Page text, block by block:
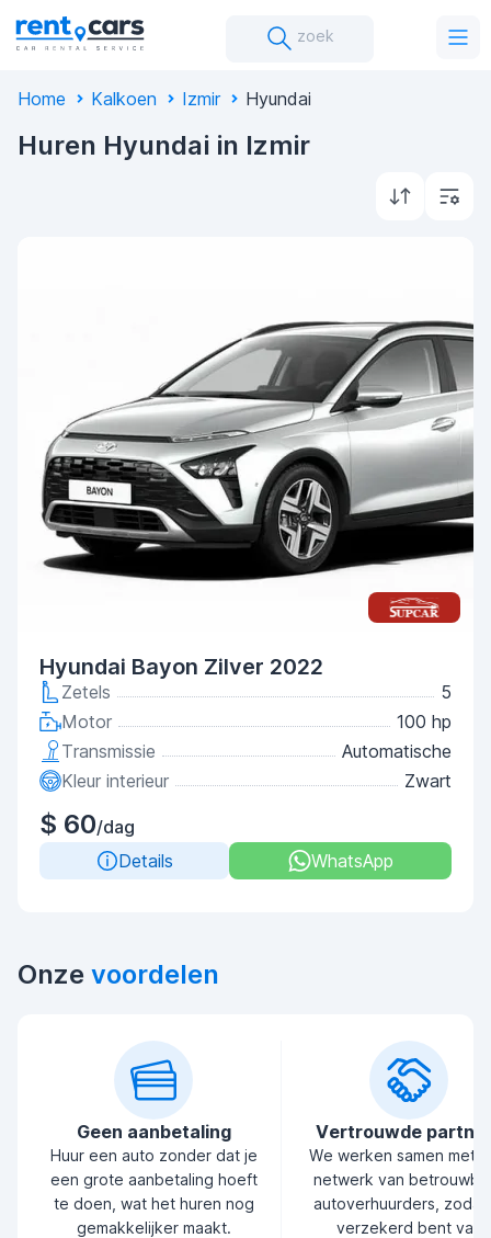
zoek
Home Kalkoen Izmir Hyundai
Huren Hyundai in Izmir
Hyundai Bayon Zilver 2022
Zetels
5
Motor
100 hp
Transmissie
Automatische
Kleur interieur
Zwart
$ 60/dag
Details
WhatsApp
Onze voordelen
Geen aanbetaling
Huur een auto zonder dat je
een grote aanbetaling hoeft
te doen, wat het huren nog
gemakkelijker maakt.
Vertrouwde
We werken samen met
netwerk van
autoverhuurders, zodat
verzekerd bent van